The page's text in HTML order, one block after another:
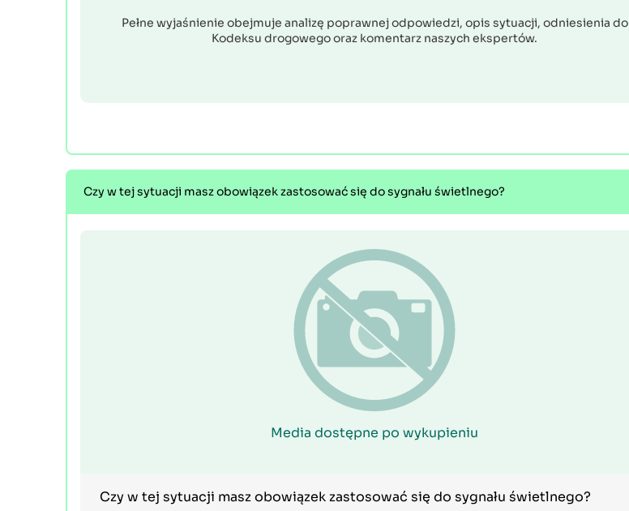
Pełne wyjaśnienie obejmuje analizę poprawnej odpowiedzi, opis sytuacji, odniesienia do
Kodeksu drogowego oraz komentarz naszych ekspertów.
Czy w tej sytuacji masz obowiązek zastosować się do sygnału świetlnego?
Media dostępne po wykupieniu
Czy w tej sytuacji masz obowiązek zastosować się do sygnału świetlnego?